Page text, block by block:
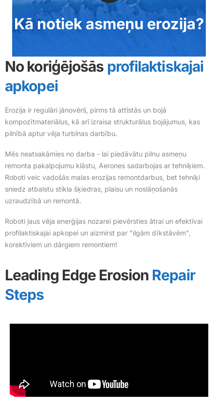
Kā notiek asmeņu erozija?
No koriģējošās profilaktiskajai
apkopei
Erozija ir regulāri jānovērš, pirms tā attīstās un bojā
kompozītmateriālus, kā arī izraisa strukturālus bojājumus, kas
pilnībā aptur vēja turbīnas darbību.
Mēs neatsakāmies no darba - lai piedāvātu pilnu asmeņu
remonta pakalpojumu klāstu, Aerones sadarbojas ar tehniķiem.
Roboti veic vadošās malas erozijas remontdarbus, bet tehniķi
sniedz atbalstu stikla šķiedras, plaisu un noslāņošanās
uzraudzībā un remontā.
Roboti ļaus vēja enerģijas nozarei pievērsties ātrai un efektīvai
profilaktiskajai apkopei un aizmirst par "ilgām dīkstāvēm",
korektīviem un dārgiem remontiem!
Leading Edge Erosion Repair
Steps